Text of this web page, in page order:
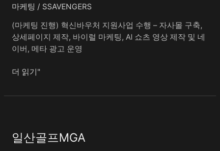
마케팅 / SSAVENGERS
(마케팅 진행) 혁신바우처 지원사업 수행 – 자사몰 구축,
상세페이지 제작, 바이럴 마케팅, AI 쇼츠 영상 제작 및 네
이버, 메타 광고 운영
더 읽기"
일산골프MGA
골